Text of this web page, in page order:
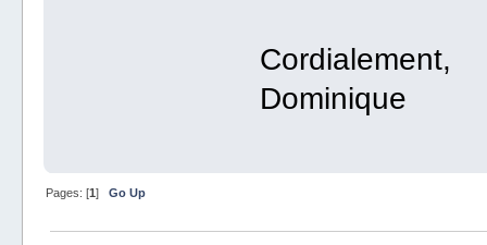
Cordialement,
Dominique
Pages: [1 ] Go Up